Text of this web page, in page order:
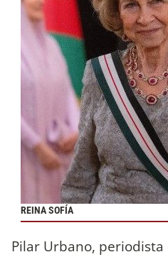
REINA SOFÍA
Pilar Urbano,